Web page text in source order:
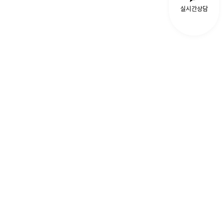
실시간상담